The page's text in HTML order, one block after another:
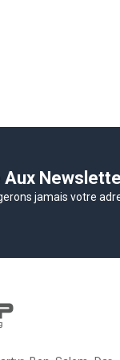
Aux
jamais votre